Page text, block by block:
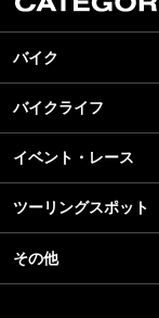
バイク
New Model Show
モデル情報
カスタマイズパーツ
テクノロジー
名車・旧車
ビジネス
バイクライフ
アプリ
ライディングギア
ツーリング
アウトドア
イベント・レース
モータースポーツ
イベント
スクール・レッスン
ツーリングスポット
その他